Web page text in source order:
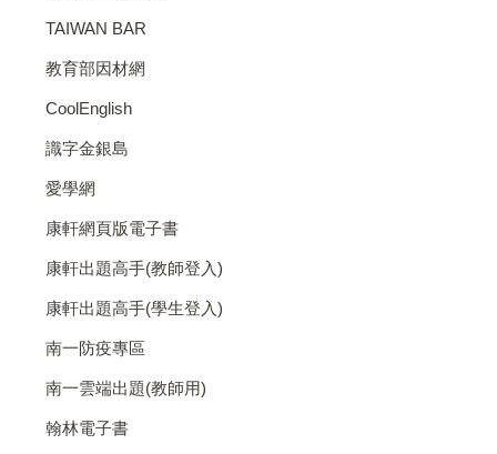
TAIWAN BAR
教育部因材網
CoolEnglish
識字金銀島
愛學網
康軒網頁版電子書
康軒出題高手(教師登入)
康軒出題高手(學生登入)
南一防疫專區
南一雲端出題(教師用)
翰林電子書